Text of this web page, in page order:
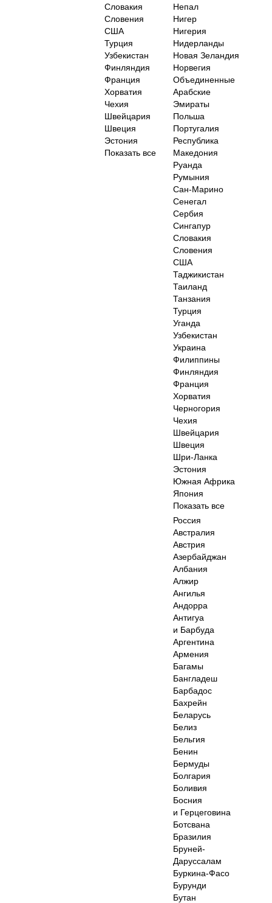
Словакия
Словения
США
Турция
Узбекистан
Финляндия
Франция
Хорватия
Чехия
Швейцария
Швеция
Эстония
Показать все
Непал
Нигер
Нигерия
Нидерланды
Новая Зеландия
Норвегия
Объединенные
Арабские
Эмираты
Польша
Португалия
Республика
Македония
Руанда
Румыния
Сан-Марино
Сенегал
Сербия
Сингапур
Словакия
Словения
США
Таджикистан
Таиланд
Танзания
Турция
Уганда
Узбекистан
Украина
Филиппины
Финляндия
Франция
Хорватия
Черногория
Чехия
Швейцария
Швеция
Шри-Ланка
Эстония
Южная Африка
Япония
Показать все
Россия
Австралия
Австрия
Азербайджан
Албания
Алжир
Ангилья
Андорра
Антигуа
и Барбуда
Аргентина
Армения
Багамы
Бангладеш
Барбадос
Бахрейн
Беларусь
Белиз
Бельгия
Бенин
Бермуды
Болгария
Боливия
Босния
и Герцеговина
Ботсвана
Бразилия
Бруней-
Даруссалам
Буркина-Фасо
Бурунди
Бутан